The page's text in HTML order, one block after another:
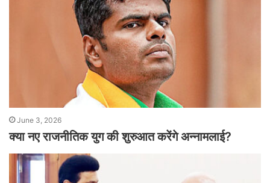
June 3, 2026
क्या नए राजनीतिक युग की शुरुआत करेंगे अन्नामलाई?